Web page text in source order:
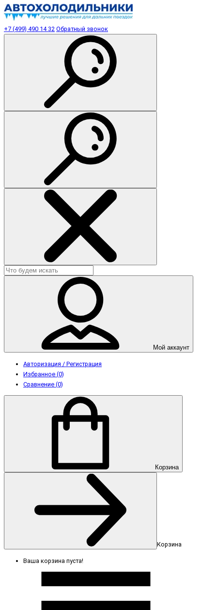
+7 (499) 490 14 32 Обратный звонок
Мой аккаунт
Авторизация / Регистрация
Избранное (0)
Сравнение (0)
Корзина
Корзина
Ваша корзина пуста!